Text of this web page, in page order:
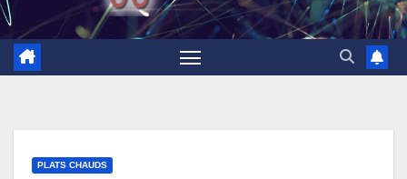
PLATS CHAUDS